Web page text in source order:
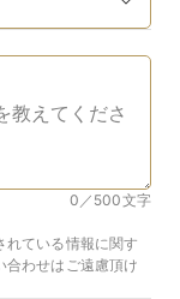
0／500文字
れている情報に関す
合わせはご遠慮頂け